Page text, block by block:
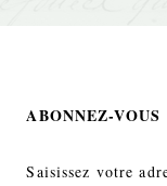
ABONNEZ-VOUS
Saisissez votre